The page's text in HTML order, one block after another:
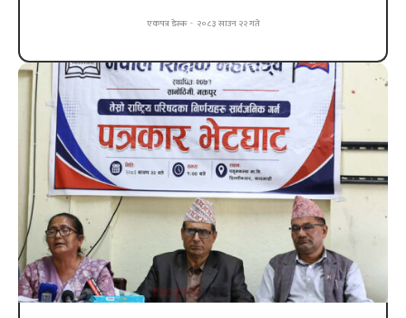
एकपत्र डेस्क - २०८३ साउन २२ गते